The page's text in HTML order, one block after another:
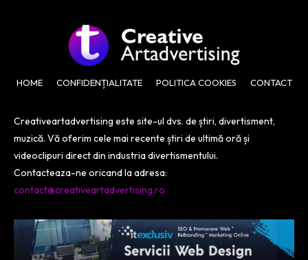
HOME CONFIDENȚIALITATE POLITICA COOKIES CONTACT
Creativeartadvertising este site-ul dvs. de știri, divertisment,
muzică. Vă oferim cele mai recente știri de ultimă oră și
videoclipuri direct din industria divertismentului.
Contacteaza-ne oricand la adresa:
contact@creativeartadvertising.ro